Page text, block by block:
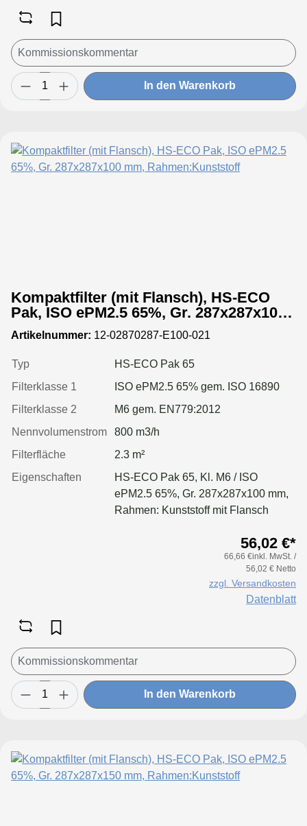
In den Warenkorb
Kompaktfilter (mit Flansch), HS-ECO
Pak, ISO ePM2.5 65%, Gr. 287x287x100
mm, Rahmen:Kunststoff
Artikelnummer: 12-02870287-E100-021
Typ
HS-ECO Pak 65
Filterklasse 1
ISO ePM2.5 65% gem. ISO 16890
Filterklasse 2
M6 gem. EN779:2012
Nennvolumenstrom
800 m3/h
Filterfläche
2.3 m²
Eigenschaften
HS-ECO Pak 65, Kl. M6 / ISO
ePM2.5 65%, Gr. 287x287x100 mm,
Rahmen: Kunststoff mit Flansch
56,02 €*
66,66 €inkl. MwSt. /
56,02 € Netto
zzgl. Versandkosten
Datenblatt
In den Warenkorb